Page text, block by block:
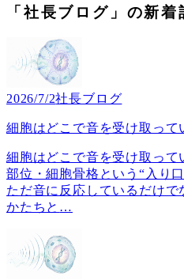
「社長ブログ」の新着
2026/7/2社長ブログ
細胞はどこで音を受け取って
細胞はどこで音を受け取っ
部位・細胞骨格という“入り
ただ音に反応しているだけ
かたちと …